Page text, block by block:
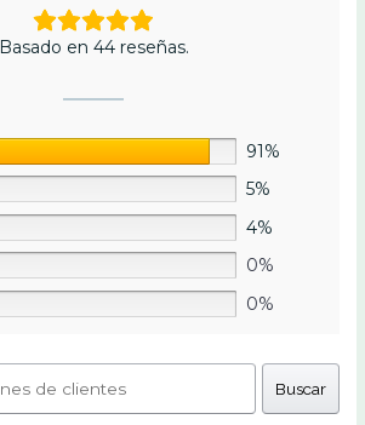
Basado en 44 reseñas.
91%
5%
4%
0%
0%
Buscar